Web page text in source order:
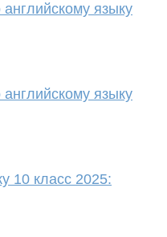
языку
языку
10 класс 2025: